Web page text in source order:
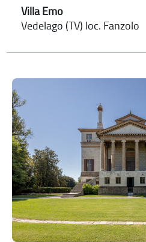
Villa Emo
Vedelago (TV) loc. Fanzolo